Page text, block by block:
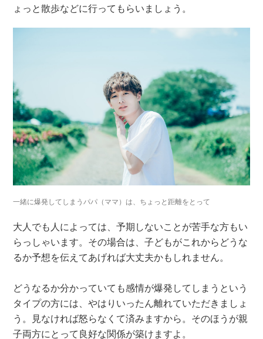
ょっと散歩などに行ってもらいましょう。
一緒に爆発してしまうパパ（ママ）は、ちょっと距離をとって
大人でも人によっては、予期しないことが苦手な方もい
らっしゃいます。その場合は、子どもがこれからどうな
るか予想を伝えてあげれば大丈夫かもしれません。
どうなるか分かっていても感情が爆発してしまうという
タイプの方には、やはりいったん離れていただきましょ
う。見なければ怒らなくて済みますから。そのほうが親
子両方にとって良好な関係が築けますよ。